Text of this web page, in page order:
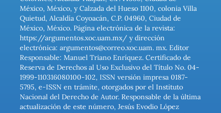
México, México, y Calzada del Hueso 1100, colonia Villa
Quietud, Alcaldía Coyoacán, C.P. 04960, Ciudad de
México, México. Página electrónica de la revista:
https://argumentos.xoc.uam.mx/ y dirección
electrónica: argumentos@correo.xoc.uam. mx. Editor
Responsable: Manuel Triano Enríquez. Certificado de
Reserva de Derechos al Uso Exclusivo del Título No. 04-
1999-110316080100-102, ISSN versión impresa 0187-
5795, e-ISSN en trámite, otorgados por el Instituto
Nacional del Derecho de Autor. Responsable de la última
actualización de este número, Jesús Evodio López